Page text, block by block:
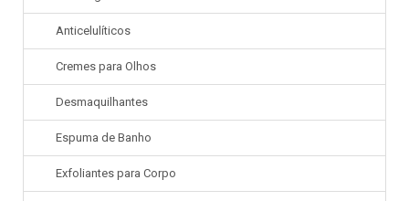
Anticelulíticos
Cremes para Olhos
Desmaquilhantes
Espuma de Banho
Exfoliantes para Corpo